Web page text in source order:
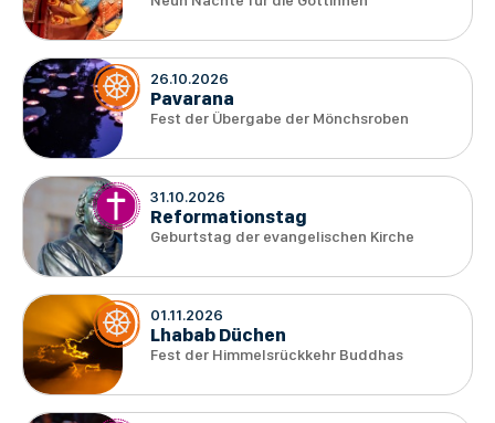
26.10.2026
Pavarana
Fest der Übergabe der Mönchsroben
31.10.2026
Reformationstag
Geburtstag der evangelischen Kirche
01.11.2026
Lhabab Düchen
Fest der Himmelsrückkehr Buddhas